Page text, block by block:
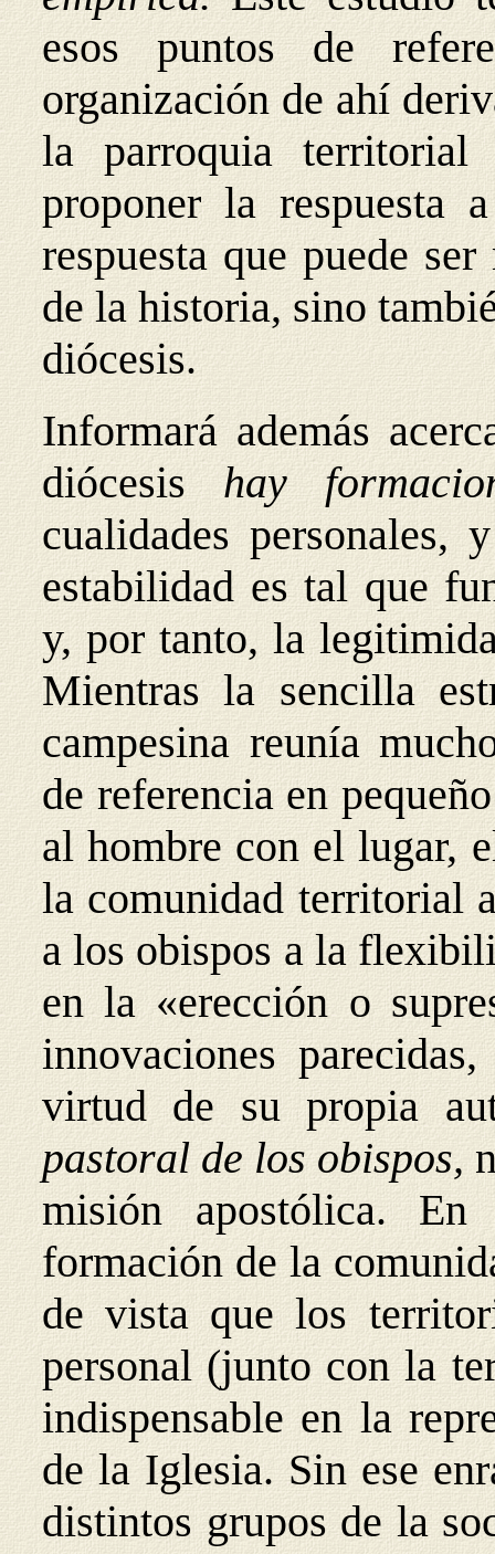
esos puntos de
organización de ahí
la parroquia
proponer la respuesta
respuesta que puede
de la historia, sino
diócesis.
Informará además
diócesis hay
cualidades personales,
estabilidad es tal que
y, por tanto, la
Mientras la sencilla
campesina reunía
de referencia en
al hombre con el lugar,
la comunidad territorial
a los obispos a la
en la «erección o
innovaciones
virtud de su propia
pastoral de los obispos,
misión apostólica.
formación de la
de vista que los
personal (junto con la
indispensable en la
de la Iglesia. Sin ese
distintos grupos de la